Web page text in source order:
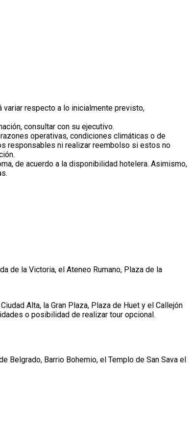
respecto a lo inicialmente previsto,
consultar con su ejecutivo.
operativas, condiciones climáticas o de
responsables ni realizar reembolso si estos no
de acuerdo a la disponibilidad hotelera. Asimismo,
de la Victoria, el Ateneo Rumano, Plaza de la
Alta, la Gran Plaza, Plaza de Huet y el Callejón
o posibilidad de realizar tour opcional.
Belgrado, Barrio Bohemio, el Templo de San Sava el